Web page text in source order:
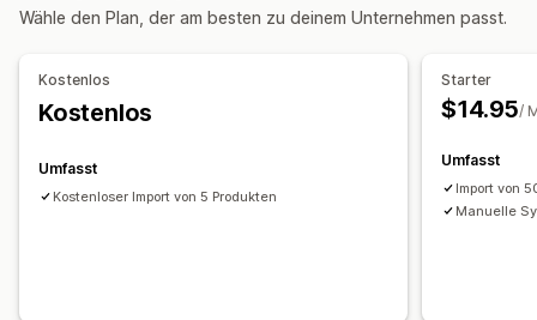
Wähle den Plan, der am besten zu deinem Unternehmen passt.
Kostenlos
Kostenlos
Umfasst
Kostenloser Import von 5 Produkten
Starter
$14.95/
Umfasst
Import von
Manuelle